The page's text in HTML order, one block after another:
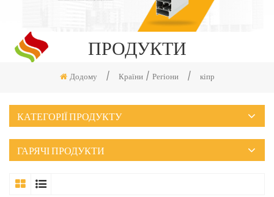
ПРОДУКТИ
Додому / Країни / Регіони / кіпр
КАТЕГОРІЇ ПРОДУКТУ
ГАРЯЧІ ПРОДУКТИ